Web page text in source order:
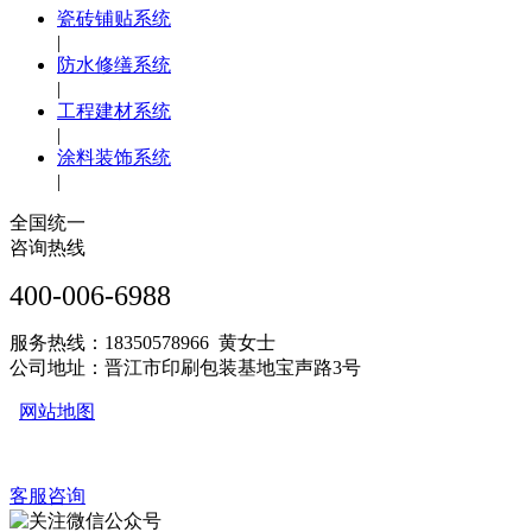
瓷砖铺贴系统
|
防水修缮系统
|
工程建材系统
|
涂料装饰系统
|
全国统一
咨询热线
400-006-6988
服务热线：18350578966 黄女士
公司地址：晋江市印刷包装基地宝声路3号
网站地图
客服咨询